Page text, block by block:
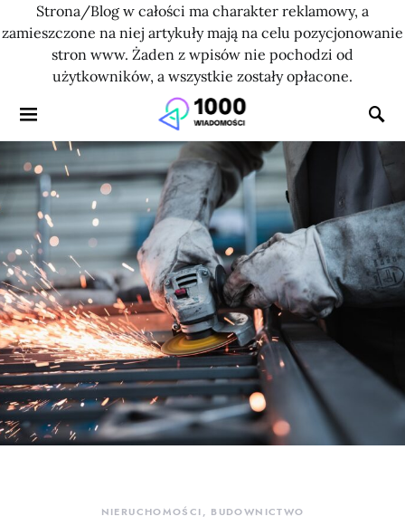
Strona/Blog w całości ma charakter reklamowy, a
zamieszczone na niej artykuły mają na celu pozycjonowanie
stron www. Żaden z wpisów nie pochodzi od
użytkowników, a wszystkie zostały opłacone.
NIERUCHOMOŚCI, BUDOWNICTWO